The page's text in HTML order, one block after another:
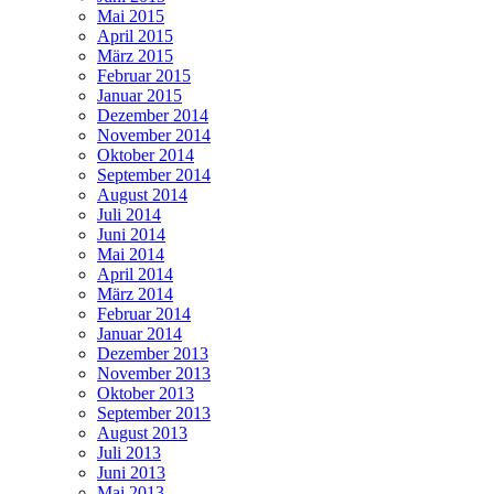
Mai 2015
April 2015
März 2015
Februar 2015
Januar 2015
Dezember 2014
November 2014
Oktober 2014
September 2014
August 2014
Juli 2014
Juni 2014
Mai 2014
April 2014
März 2014
Februar 2014
Januar 2014
Dezember 2013
November 2013
Oktober 2013
September 2013
August 2013
Juli 2013
Juni 2013